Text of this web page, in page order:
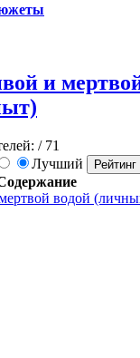
и
/ 71
Лучший
водой